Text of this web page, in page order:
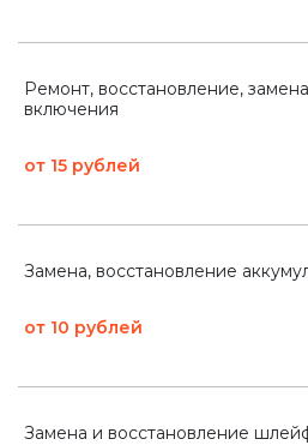
Ремонт, восстановление,
включения
от 15 рублей
Замена, восстановление
от 10 рублей
Замена и восстановление